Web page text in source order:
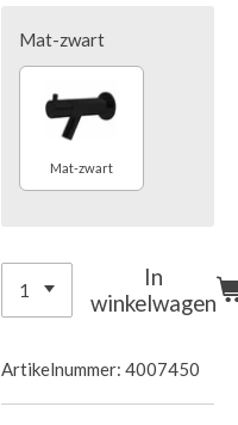
Mat-zwart
Mat-zwart
In
winkelwagen
Artikelnummer: 4007450